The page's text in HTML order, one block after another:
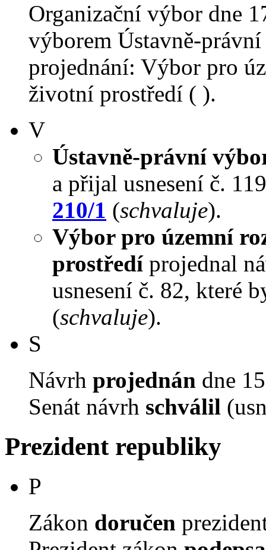
Organizační výbor dne
výborem Ústavně-
projednání: Výbor pro
životní prostředí ( ).
V
Ústavně-právní
a přijal usnesení č.
210/1 (schvaluje).
Výbor pro územní
prostředíprojednal
usnesení č. 82, které
(schvaluje).
S
Návrh projednán dne
Senát návrh schválil
Prezident republiky
P
Zákon doručen